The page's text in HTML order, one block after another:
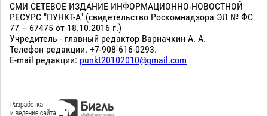
СМИ СЕТЕВОЕ ИЗДАНИЕ ИНФОРМАЦИОННО-НОВОСТНОЙ
РЕСУРС "ПУНКТ-А" (свидетельство Роскомнадзора ЭЛ № ФС
77 – 67475 от 18.10.2016 г.)
Учредитель - главный редактор Варначкин А. А.
Телефон редакции. +7-908-616-0293.
E-mail редакции: punkt20102010@gmail.com